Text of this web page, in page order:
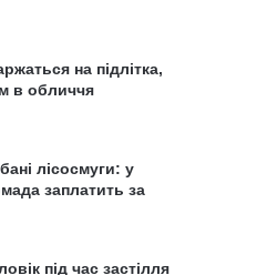
на підлітка,
в обличчя
лісосмуги: у
заплатить за
під час застілля